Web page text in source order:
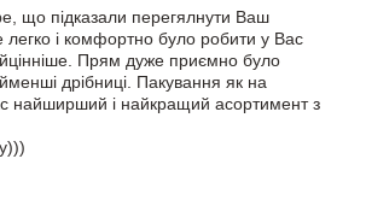
що підказали перегялнути Ваш
легко і комфортно було робити у Вас
Прям дуже приємно було
дрібниці. Пакування як на
найширший і найкращий асортимент з